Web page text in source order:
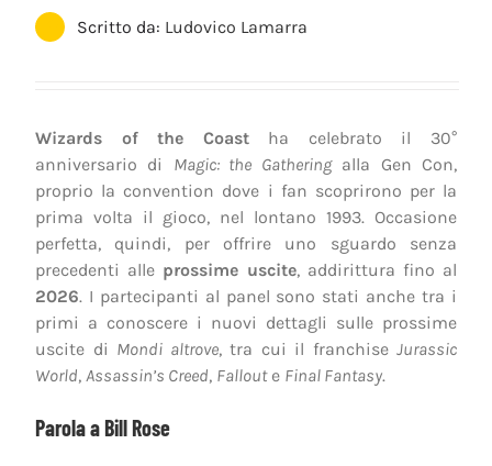
Scritto da: Ludovico Lamarra
Wizards of the Coastha celebrato il 30°
anniversario di Magic: the Gatheringalla Gen Con,
proprio la convention dove i fan scoprirono per la
prima volta il gioco, nel lontano 1993. Occasione
perfetta, quindi, per offrire uno sguardo senza
precedenti alle prossime uscite, addirittura fino al
2026. I partecipanti al panel sono stati anche tra i
primi a conoscere i nuovi dettagli sulle prossime
uscite di Mondi altrove, tra cui il franchise Jurassic
World, Assassin’s Creed, Falloute Final Fantasy.
Parola a Bill Rose